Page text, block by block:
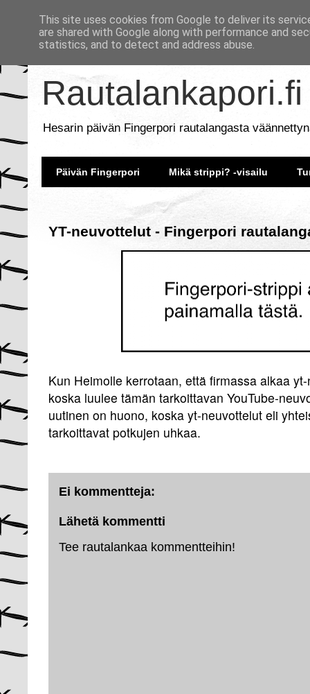
Rautalankapori.fi
Hesarin päivän Fingerpori rautalangasta
Päivän Fingerpori Mikä strippi? -visailu
YT-neuvottelut - Fingerpori
Kun Heimolle kerrotaan, että firmassa alkaa
koska luulee tämän tarkoittavan YouTube-
uutinen on huono, koska yt-neuvottelut eli
tarkoittavat potkujen uhkaa.
Ei kommentteja:
Lähetä kommentti
Tee rautalankaa kommentteihin!
This site uses cookies from Google to deliver its
are shared with Google along with performance and
statistics, and to detect and address abuse.